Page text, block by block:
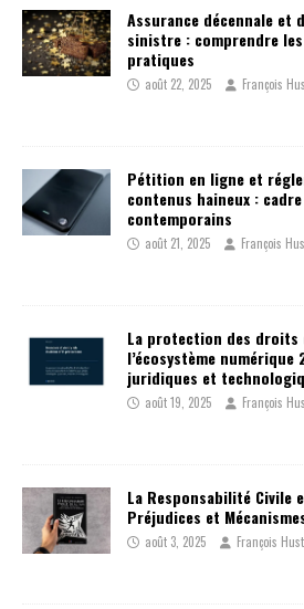
Assurance décennale et
sinistre : comprendre
pratiques
août 22, 2025 François
Pétition en ligne et
contenus haineux :
contemporains
août 21, 2025 François
La protection des droits
l’écosystème
juridiques et
août 19, 2025 François
La Responsabilité Civile
Préjudices et
août 3, 2025 François